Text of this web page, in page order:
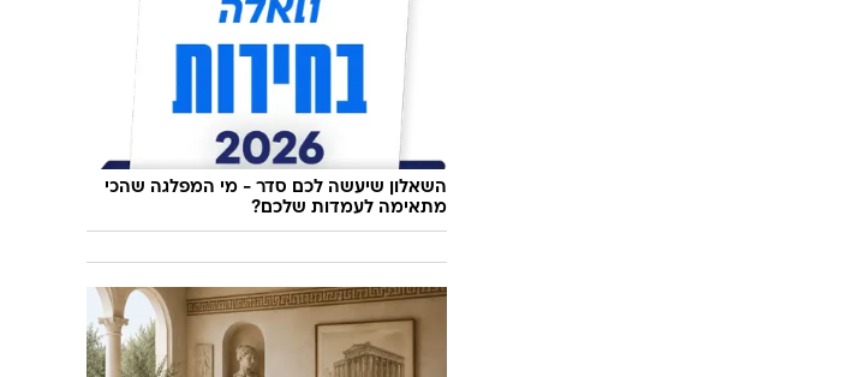
השאלון שיעשה לכם סדר - מי המפלגה שהכי
מתאימה לעמדות שלכם?